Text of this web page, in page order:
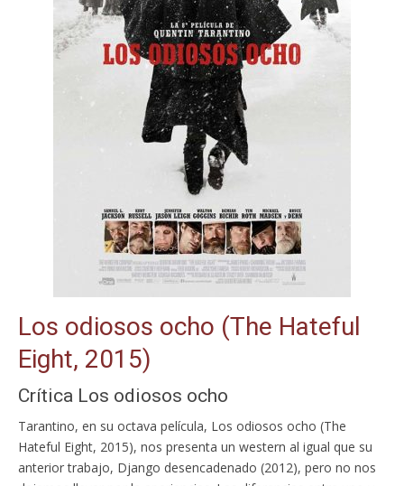
Los odiosos ocho (The Hateful
Eight, 2015)
Crítica Los odiosos ocho
Tarantino, en su octava película, Los odiosos ocho (The
Hateful Eight, 2015), nos presenta un western al igual que su
anterior trabajo, Django desencadenado (2012), pero no nos